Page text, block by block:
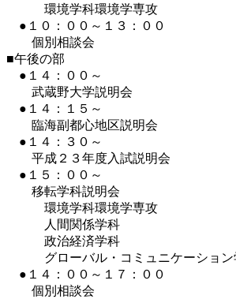
環境学科環境学専攻
●１０：００～１３：００
個別相談会
■午後の部
●１４：００～
武蔵野大学説明会
●１４：１５～
臨海副都心地区説明会
●１４：３０～
平成２３年度入試説明会
●１５：００～
移転学科説明会
環境学科環境学専攻
人間関係学科
政治経済学科
グローバル・コミュニケーション
●１４：００～１７：００
個別相談会